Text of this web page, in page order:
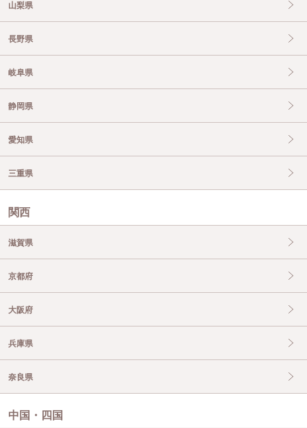
山梨県
長野県
岐阜県
静岡県
愛知県
三重県
関西
滋賀県
京都府
大阪府
兵庫県
奈良県
中国・四国